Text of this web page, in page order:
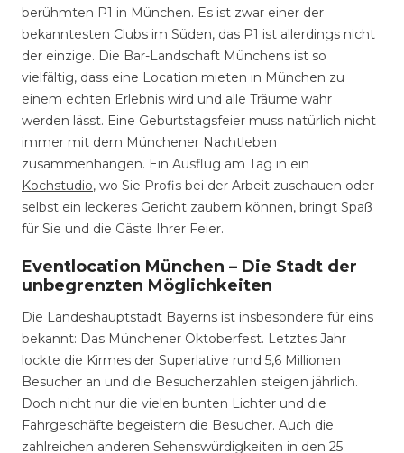
berühmten P1 in München. Es ist zwar einer der
bekanntesten Clubs im Süden, das P1 ist allerdings nicht
der einzige. Die Bar-Landschaft Münchens ist so
vielfältig, dass eine Location mieten in München zu
einem echten Erlebnis wird und alle Träume wahr
werden lässt. Eine Geburtstagsfeier muss natürlich nicht
immer mit dem Münchener Nachtleben
zusammenhängen. Ein Ausflug am Tag in ein
Kochstudio, wo Sie Profis bei der Arbeit zuschauen oder
selbst ein leckeres Gericht zaubern können, bringt Spaß
für Sie und die Gäste Ihrer Feier.
Eventlocation München – Die Stadt der
unbegrenzten Möglichkeiten
Die Landeshauptstadt Bayerns ist insbesondere für eins
bekannt: Das Münchener Oktoberfest. Letztes Jahr
lockte die Kirmes der Superlative rund 5,6 Millionen
Besucher an und die Besucherzahlen steigen jährlich.
Doch nicht nur die vielen bunten Lichter und die
Fahrgeschäfte begeistern die Besucher. Auch die
zahlreichen anderen Sehenswürdigkeiten in den 25